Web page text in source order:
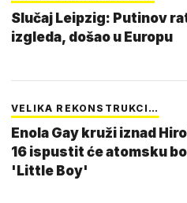
Slučaj Leipzig: Putinov
izgleda, došao u Europu
VELIKA REKONSTRUKCI…
Enola Gay kruži iznad
16 ispustit će atomsku
'Little Boy'